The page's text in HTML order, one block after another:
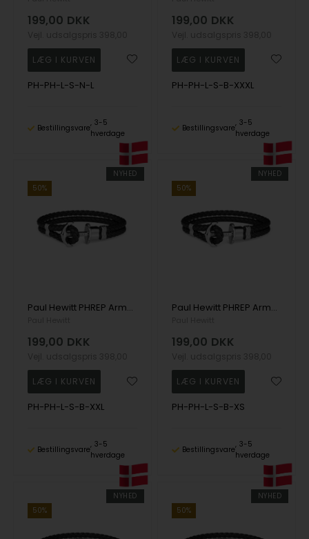
199,00 DKK
PH-PH-L-S-N-L
Bestillingsvare
3-5
hverdage
199,00 DKK
PH-PH-L-S-B-XXXL
Bestillingsvare
3-5
hverdage
NYHED
50%
Paul Hewitt PHREP Armbånd 21 cm - PH-PH-L-S-B-XXL
199,00 DKK
PH-PH-L-S-B-XXL
Bestillingsvare
3-5
hverdage
NYHED
50%
Paul Hewitt PHREP Armbånd 16 cm - PH-PH-L-S-B-XS
199,00 DKK
PH-PH-L-S-B-XS
Bestillingsvare
3-5
hverdage
NYHED
50%
NYHED
50%